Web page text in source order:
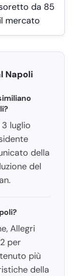
da 85
mercato
Napoli
luglio
della
del
Allegri
per
più
della